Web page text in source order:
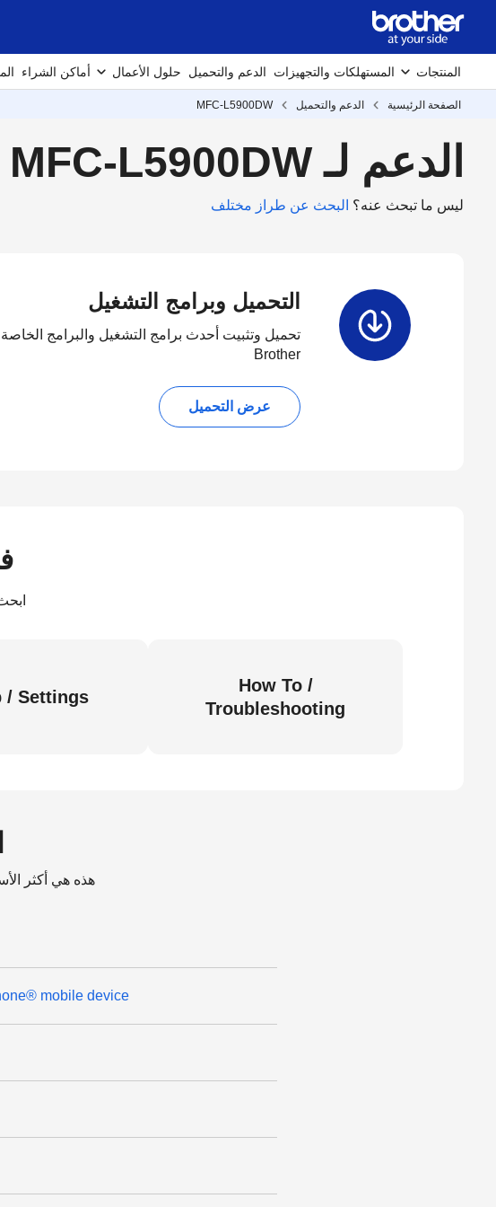
المنتجات المستهلكات والتجهيزات الدعم والتحميل حلول الأعمال أماكن الشراء
الصفحة الرئيسية الدعم والتحميل MFC-L5900DW
الدعم لـ MFC-L5900DW
ليس ما تبحث عنه؟ البحث عن طراز مختلف
التحميل وبرامج التشغيل
تحميل وتثبيت أحدث برامج التشغيل والبرامج
Brother
عرض التحميل
How To /
Troubleshooting
/ Settings
هذه هي أكثر
mobile device.